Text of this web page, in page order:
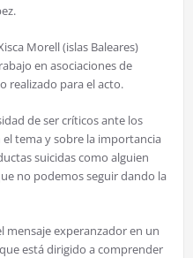
Morell (islas Baleares)
en asociaciones de
realizado para el acto.
de ser críticos ante los
tema y sobre la importancia
suicidas como alguien
no podemos seguir dando la
mensaje experanzador en un
está dirigido a comprender